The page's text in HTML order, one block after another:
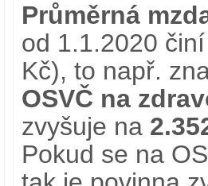
Průměrná
od 1.1.2020 činí
Kč), to např.
OSVČ na
zvyšuje na
Pokud se na